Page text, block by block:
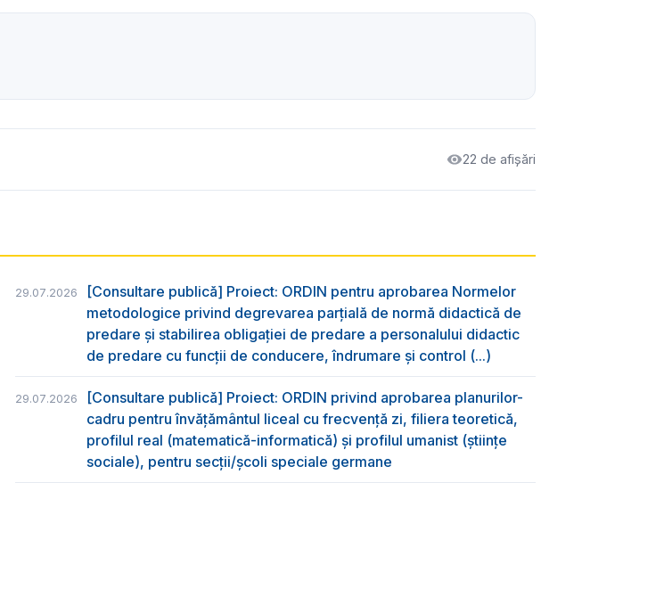
22 de afișări
29.07.2026
[Consultare publică] Proiect: ORDIN pentru aprobarea Normelor
metodologice privind degrevarea parțială de normă didactică de
predare şi stabilirea obligaţiei de predare a personalului didactic
de predare cu funcții de conducere, îndrumare și control (...)
29.07.2026
[Consultare publică] Proiect: ORDIN privind aprobarea planurilor-
cadru pentru învățământul liceal cu frecvență zi, filiera teoretică,
profilul real (matematică-informatică) și profilul umanist (științe
sociale), pentru secții/școli speciale germane